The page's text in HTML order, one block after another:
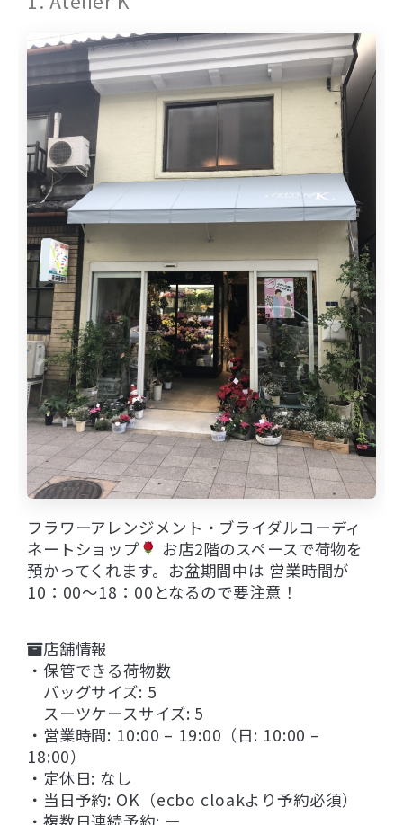
フラワーアレンジメント・ブライダルコーディ
ネートショップ
お店2階のスペースで荷物を
預かってくれます。お盆期間中は 営業時間が
10：00～18：00となるので要注意！
店舗情報
・保管できる荷物数
バッグサイズ: 5
スーツケースサイズ: 5
・営業時間: 10:00 – 19:00（日: 10:00 –
18:00）
・定休日: なし
・当日予約: OK（ecbo cloakより予約必須）